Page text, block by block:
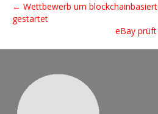
← Wettbewerb um
gestartet
eBay